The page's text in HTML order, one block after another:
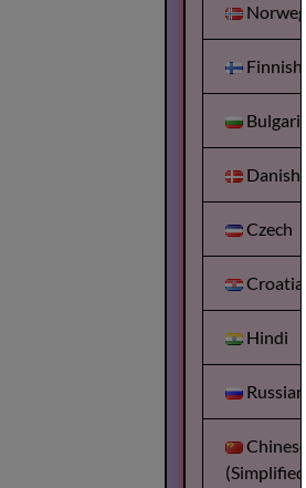
Finnish
Danish
Czech
Croatian
Hindi
Russian
Chinese
(Simplified)